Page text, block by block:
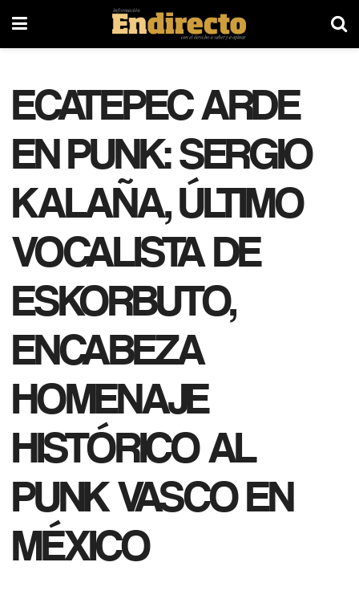
ECATEPEC ARDE
EN PUNK: SERGIO
KALAÑA, ÚLTIMO
VOCALISTA DE
ESKORBUTO,
ENCABEZA
HOMENAJE
HISTÓRICO AL
PUNK VASCO EN
MÉXICO